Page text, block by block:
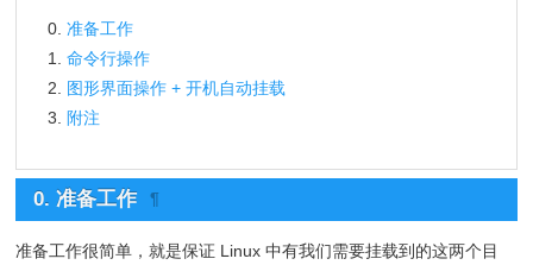
准备工作
命令行操作
图形界面操作 + 开机自动挂载
附注
0. 准备工作 ¶
准备工作很简单，就是保证 Linux 中有我们需要挂载到的这两个目